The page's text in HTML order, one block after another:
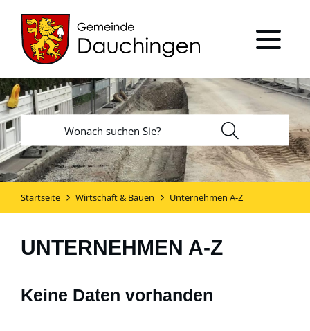
Startseite Wirtschaft & Bauen Unternehmen A-Z
UNTERNEHMEN A-Z
Keine Daten vorhanden